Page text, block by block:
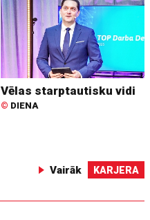
Vēlas starptautisku vidi
© DIENA
Vairāk KARJERA